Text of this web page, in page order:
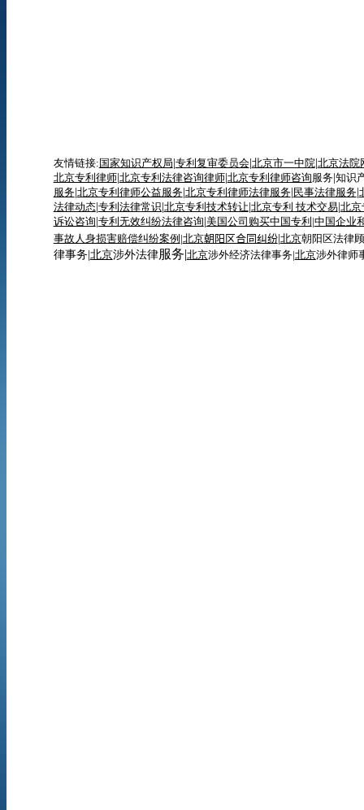
友情链接: 国家知识产权局 专利复审委员会| 北京市一中院| 北京法院
北京专利律师| 北京专利法律咨询律师| 北京专利律师咨询服务| 知识
服务| 北京专利律师公益服务| 北京专利律师法律服务| 民事法律服务|
法律动态| 专利 法律常识 北京专利技术转让 北京专利 技术交易| 北京
诉讼咨询 专利无效纠纷法律咨询 美国公司购买中国专利 |中国企业
事故人身损害赔偿纠纷案例 |北京朝阳区合同纠纷| 北京朝阳区法律
律事务| 北京涉外法律服务|北京涉外经济法律事务|北京涉外律师